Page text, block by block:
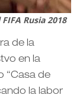
Rusia 2018
de la
en la
“Casa de
o la labor